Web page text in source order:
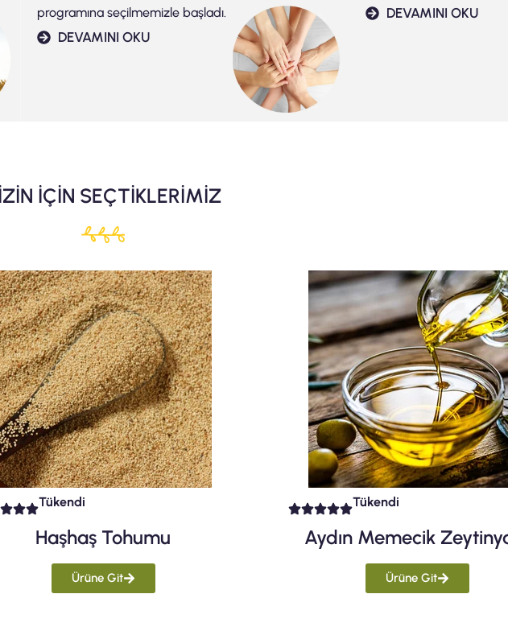
programına seçilmemizle başladı.
DEVAMINI OKU
DEVAMINI OKU
İÇİN SEÇTİKLERİMİZ
Tükendi
Haşhaş Tohumu
Ürüne Git
Tükendi
Aydın Memecik
Ürüne Git